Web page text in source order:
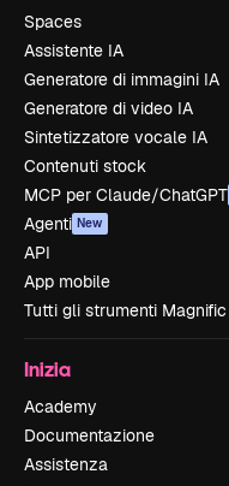
Spaces
Assistente IA
Generatore di immagini IA
Generatore di video IA
Sintetizzatore vocale IA
Contenuti stock
MCP per Claude/ChatGPT
Agenti New
API
App mobile
Tutti gli strumenti Magnific
Inizia
Academy
Documentazione
Assistenza